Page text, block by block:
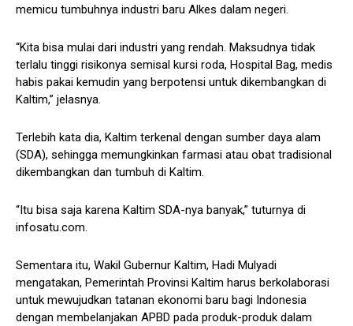
memicu tumbuhnya industri baru Alkes dalam negeri.
“Kita bisa mulai dari industri yang rendah. Maksudnya tidak
terlalu tinggi risikonya semisal kursi roda, Hospital Bag, medis
habis pakai kemudin yang berpotensi untuk dikembangkan di
Kaltim,” jelasnya.
Terlebih kata dia, Kaltim terkenal dengan sumber daya alam
(SDA), sehingga memungkinkan farmasi atau obat tradisional
dikembangkan dan tumbuh di Kaltim.
“Itu bisa saja karena Kaltim SDA-nya banyak,” tuturnya di
infosatu.com.
Sementara itu, Wakil Gubernur Kaltim, Hadi Mulyadi
mengatakan, Pemerintah Provinsi Kaltim harus berkolaborasi
untuk mewujudkan tatanan ekonomi baru bagi Indonesia
dengan membelanjakan APBD pada produk-produk dalam